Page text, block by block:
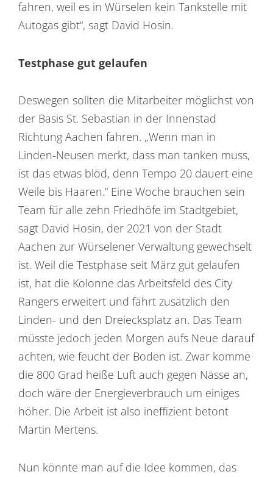
fahren, weil es in Würselen kein Tankstelle mit
Autogas gibt“, sagt David Hosin.
Testphase gut gelaufen
Deswegen sollten die Mitarbeiter möglichst von
der Basis St. Sebastian in der Innenstad
Richtung Aachen fahren. „Wenn man in
Linden-Neusen merkt, dass man tanken muss,
ist das etwas blöd, denn Tempo 20 dauert eine
Weile bis Haaren.“ Eine Woche brauchen sein
Team für alle zehn Friedhöfe im Stadtgebiet,
sagt David Hosin, der 2021 von der Stadt
Aachen zur Würselener Verwaltung gewechselt
ist. Weil die Testphase seit März gut gelaufen
ist, hat die Kolonne das Arbeitsfeld des City
Rangers erweitert und fährt zusätzlich den
Linden- und den Dreiecksplatz an. Das Team
müsste jedoch jeden Morgen aufs Neue darauf
achten, wie feucht der Boden ist. Zwar komme
die 800 Grad heiße Luft auch gegen Nässe an,
doch wäre der Energieverbrauch um einiges
höher. Die Arbeit ist also ineffizient betont
Martin Mertens.
Nun könnte man auf die Idee kommen, das